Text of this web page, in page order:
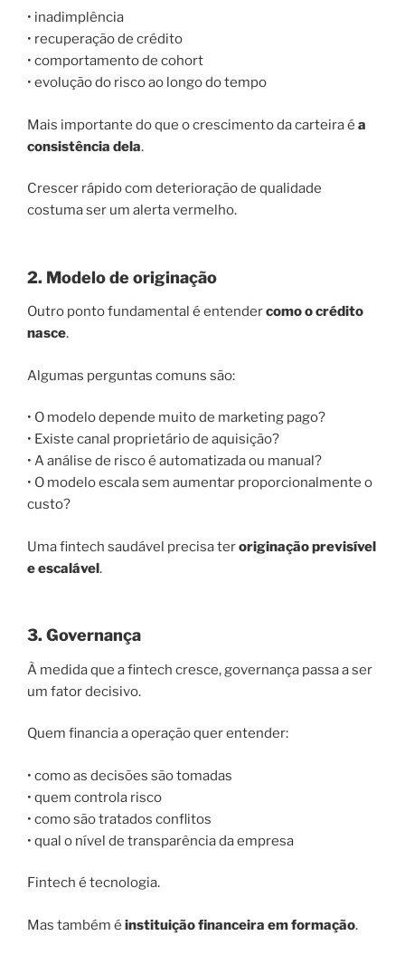
• inadimplência
• recuperação de crédito
• comportamento de cohort
• evolução do risco ao longo do tempo
Mais importante do que o crescimento da carteira é a
consistência dela.
Crescer rápido com deterioração de qualidade
costuma ser um alerta vermelho.
2. Modelo de originação
Outro ponto fundamental é entendercomo o crédito
nasce.
Algumas perguntas comuns são:
• O modelo depende muito de marketing pago?
• Existe canal proprietário de aquisição?
• A análise de risco é automatizada ou manual?
• O modelo escala sem aumentar proporcionalmente o
custo?
Uma fintech saudável precisa teroriginação previsível
e escalável.
3. Governança
À medida que a fintech cresce, governança passa a ser
um fator decisivo.
Quem financia a operação quer entender:
• como as decisões são tomadas
• quem controla risco
• como são tratados conflitos
• qual o nível de transparência da empresa
Fintech é tecnologia.
Mas também é instituição financeira em formação.